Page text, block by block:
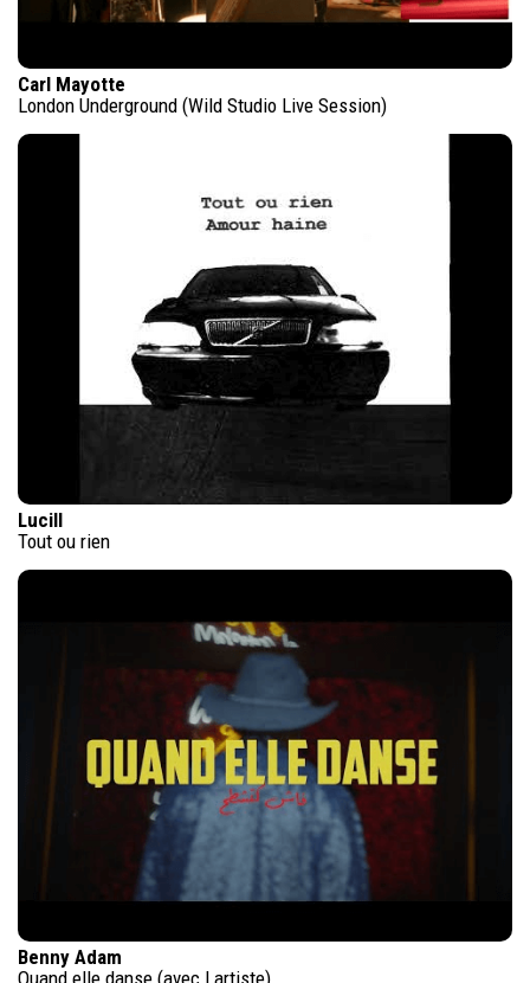
Carl Mayotte
London Underground (Wild Studio Live Session)
Lucill
Tout ou rien
Benny Adam
Quand elle danse (avec Lartiste)